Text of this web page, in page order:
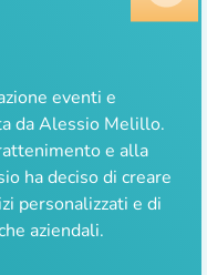
eventi e
da Alessio Melillo.
e alla
ha deciso di creare
personalizzati e di
aziendali.